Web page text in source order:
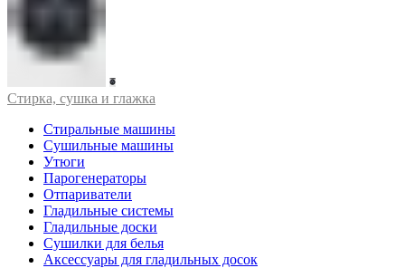
Стирка, сушка и глажка
Стиральные машины
Сушильные машины
Утюги
Парогенераторы
Отпариватели
Гладильные системы
Гладильные доски
Сушилки для белья
Аксессуары для гладильных досок